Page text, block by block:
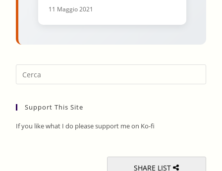
11 Maggio 2021
Support This Site
If you like what I do please support me on Ko-fi
SHARE LIST